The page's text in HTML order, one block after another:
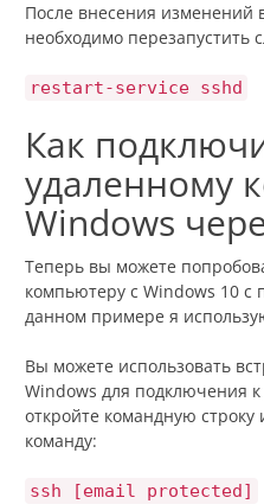
После внесения изменений
необходимо перезапустить
restart-service sshd
Как
удаленному
Windows
Теперь вы можете
компьютеру с Windows 10 с
данном примере я
Вы можете использовать
Windows для подключения к
откройте командную
команду:
ssh [email protected]